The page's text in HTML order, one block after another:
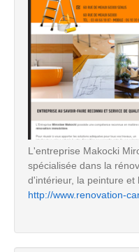
L'entreprise Makocki
spécialisée dans la
d'intérieur, la peinture et
http://www.renovation-